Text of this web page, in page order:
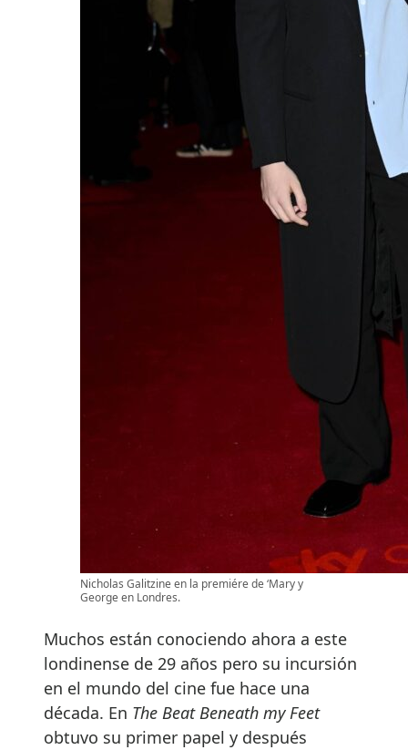
Nicholas Galitzine en la premiére de ‘Mary y
George en Londres.
Muchos están conociendo ahora a este
londinense de 29 años pero su incursión
en el mundo del cine fue hace una
década. En The Beat Beneath my Feet
obtuvo su primer papel y después